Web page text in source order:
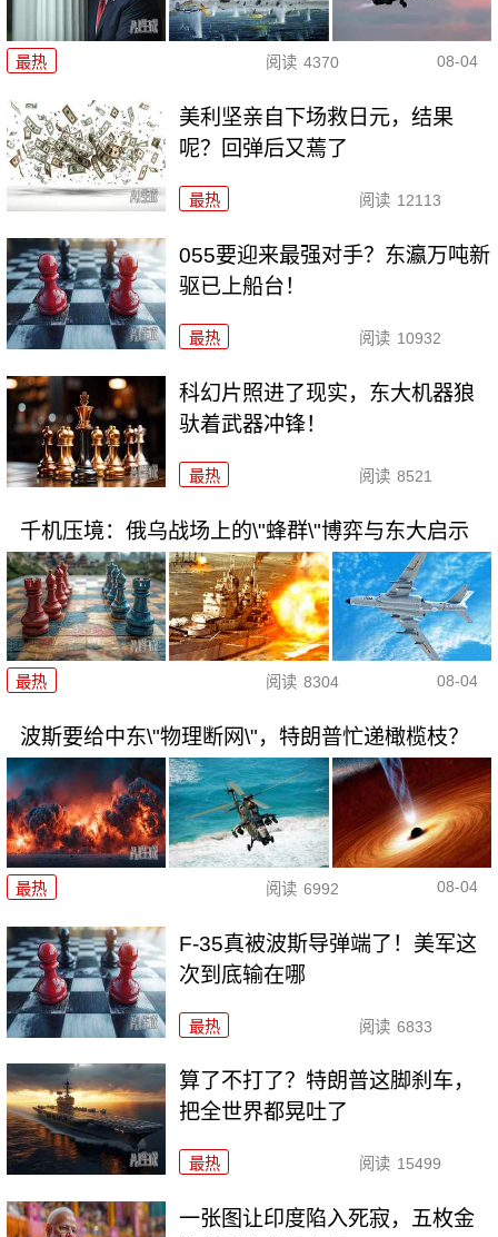
最热 阅读 4370 08-04
美利坚亲自下场救日元，结果
呢？回弹后又蔫了
最热 阅读 12113
055要迎来最强对手？东瀛万吨新
驱已上船台！
最热 阅读 10932
科幻片照进了现实，东大机器狼
驮着武器冲锋！
最热 阅读 8521
千机压境：俄乌战场上的\"蜂群\"博弈与东大启示
最热 阅读 8304 08-04
波斯要给中东\"物理断网\"，特朗普忙递橄榄枝？
最热 阅读 6992 08-04
F-35真被波斯导弹端了！美军这
次到底输在哪
最热 阅读 6833
算了不打了？特朗普这脚刹车，
把全世界都晃吐了
最热 阅读 15499
一张图让印度陷入死寂，五枚金